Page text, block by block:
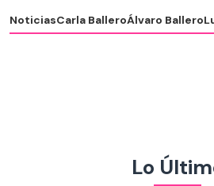
NoticiasCarla BalleroÁlvaro Ballero
Lo